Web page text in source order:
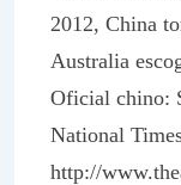
2012, China
Australia
Oficial chino:
National
http://